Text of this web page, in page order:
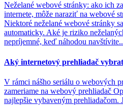
Neželané webové stránky: ako ich
internete, môže naraziť na webové
Niektoré neželané webové stránky
automaticky. Aké je riziko
nepríjemné, keď náhodou
Aký internetový prehliadač
V rámci nášho seriálu o webových
zameriame na webový prehliadač
najlepšie vybaveným